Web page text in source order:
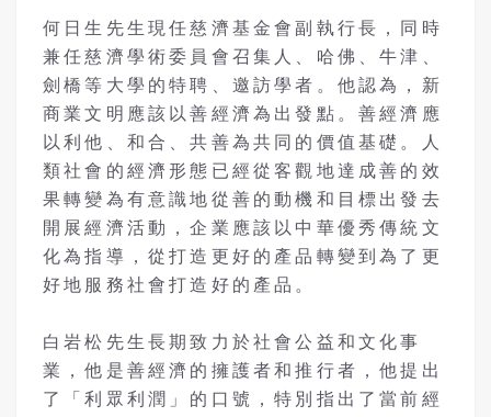
何日生先生現任慈濟基金會副執行長，同時
兼任慈濟學術委員會召集人、哈佛、牛津、
劍橋等大學的特聘、邀訪學者。他認為，新
商業文明應該以善經濟為出發點。善經濟應
以利他、和合、共善為共同的價值基礎。人
類社會的經濟形態已經從客觀地達成善的效
果轉變為有意識地從善的動機和目標出發去
開展經濟活動，企業應該以中華優秀傳統文
化為指導，從打造更好的產品轉變到為了更
好地服務社會打造好的產品。
白岩松先生長期致力於社會公益和文化事
業，他是善經濟的擁護者和推行者，他提出
了「利眾利潤」的口號，特別指出了當前經